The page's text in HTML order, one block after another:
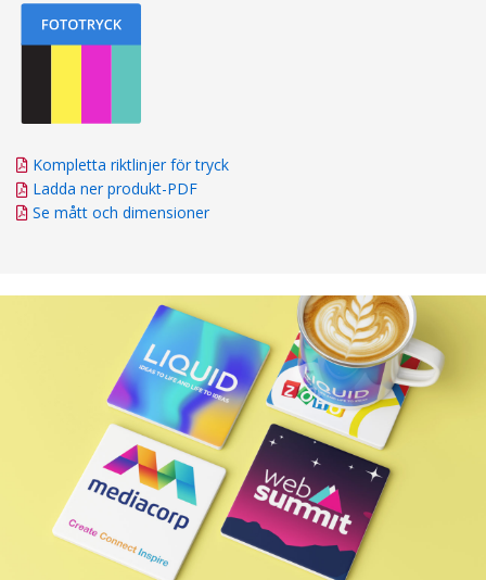
Kompletta riktlinjer för tryck
Ladda ner produkt-PDF
Se mått och dimensioner